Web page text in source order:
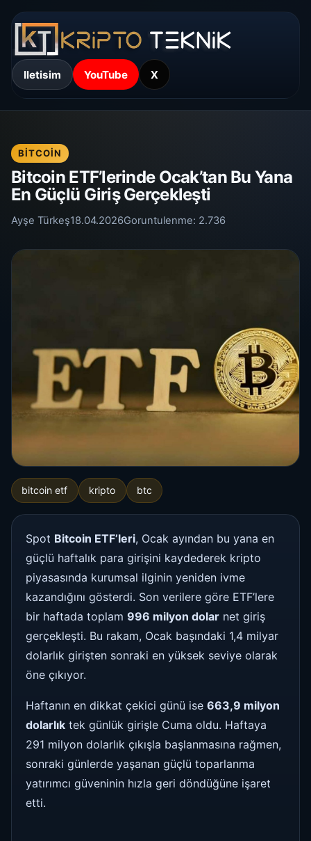
Iletisim YouTube X
BITCOIN
Bitcoin ETF’lerinde Ocak’tan Bu Yana
En Güçlü Giriş Gerçekleşti
Ayşe Türkeş18.04.2026Goruntulenme: 2.736
bitcoin etf kripto btc
Spot Bitcoin ETF’leri, Ocak ayından bu yana en
güçlü haftalık para girişini kaydederek kripto
piyasasında kurumsal ilginin yeniden ivme
kazandığını gösterdi. Son verilere göre ETF’lere
bir haftada toplam 996 milyon dolar net giriş
gerçekleşti. Bu rakam, Ocak başındaki 1,4 milyar
dolarlık girişten sonraki en yüksek seviye olarak
öne çıkıyor.
Haftanın en dikkat çekici günü ise 663,9 milyon
dolarlık tek günlük girişle Cuma oldu. Haftaya
291 milyon dolarlık çıkışla başlanmasına rağmen,
sonraki günlerde yaşanan güçlü toparlanma
yatırımcı güveninin hızla geri döndüğüne işaret
etti.